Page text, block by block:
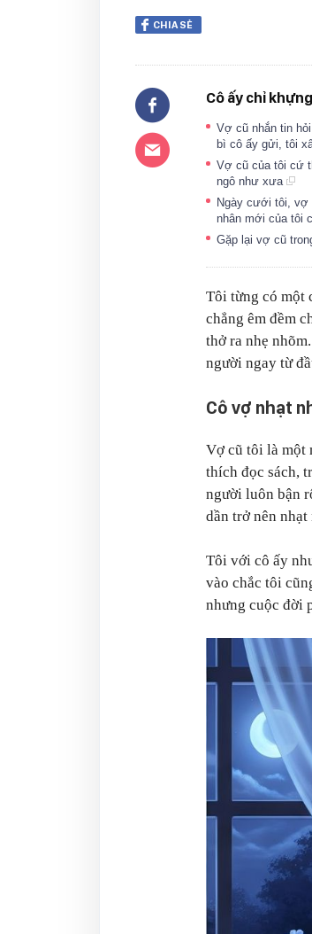
CHIA SẺ
Cô ấy chỉ
Vợ cũ nhắn tin
bì cô ấy gửi, tôi
Vợ cũ của tôi cứ
ngô như xưa
Ngày cưới tôi, vợ
nhân mới của tôi
Gặp lại vợ cũ
Tôi từng có một
chẳng êm đềm
thở ra nhẹ
người ngay từ
Cô vợ nhạt
Vợ cũ tôi là một
thích đọc sách,
người luôn bận
dần trở nên
Tôi với cô ấy
vào chắc tôi
nhưng cuộc đời